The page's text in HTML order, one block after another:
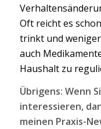
Oft reicht es
trinkt und
auch
Haushalt zu
Übrigens: Wenn
interessieren,
meinen Praxis-